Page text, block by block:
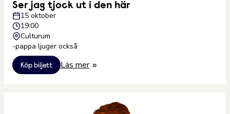
Ser jag tjock ut i den här
15 oktober
19:00
Culturum
-pappa ljuger också
Köp biljett Läs mer